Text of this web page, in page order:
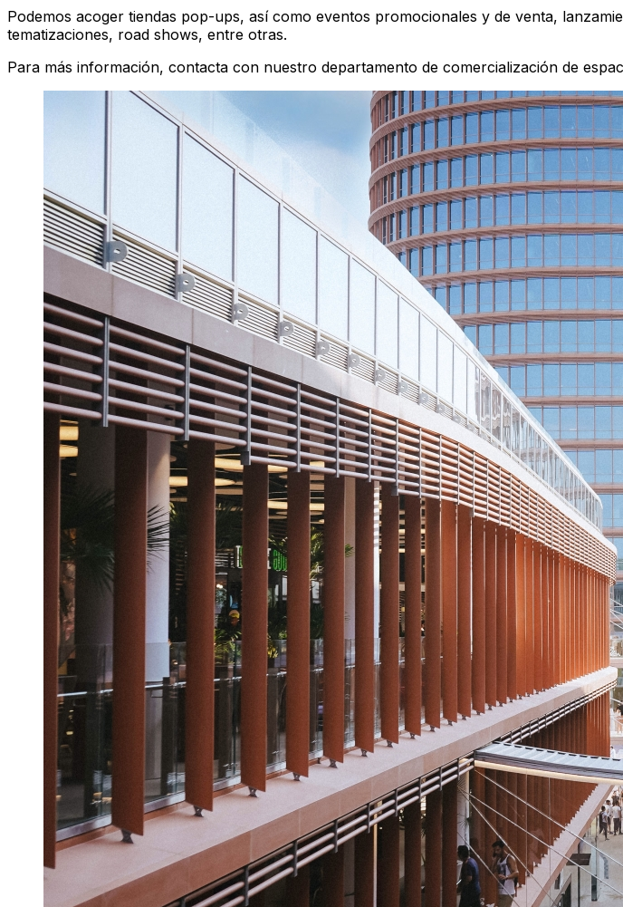
Podemos acoger tiendas pop-ups, así como eventos promocionales y de venta,
tematizaciones, road shows, entre otras.
Para más información, contacta con nuestro departamento de comercialización de